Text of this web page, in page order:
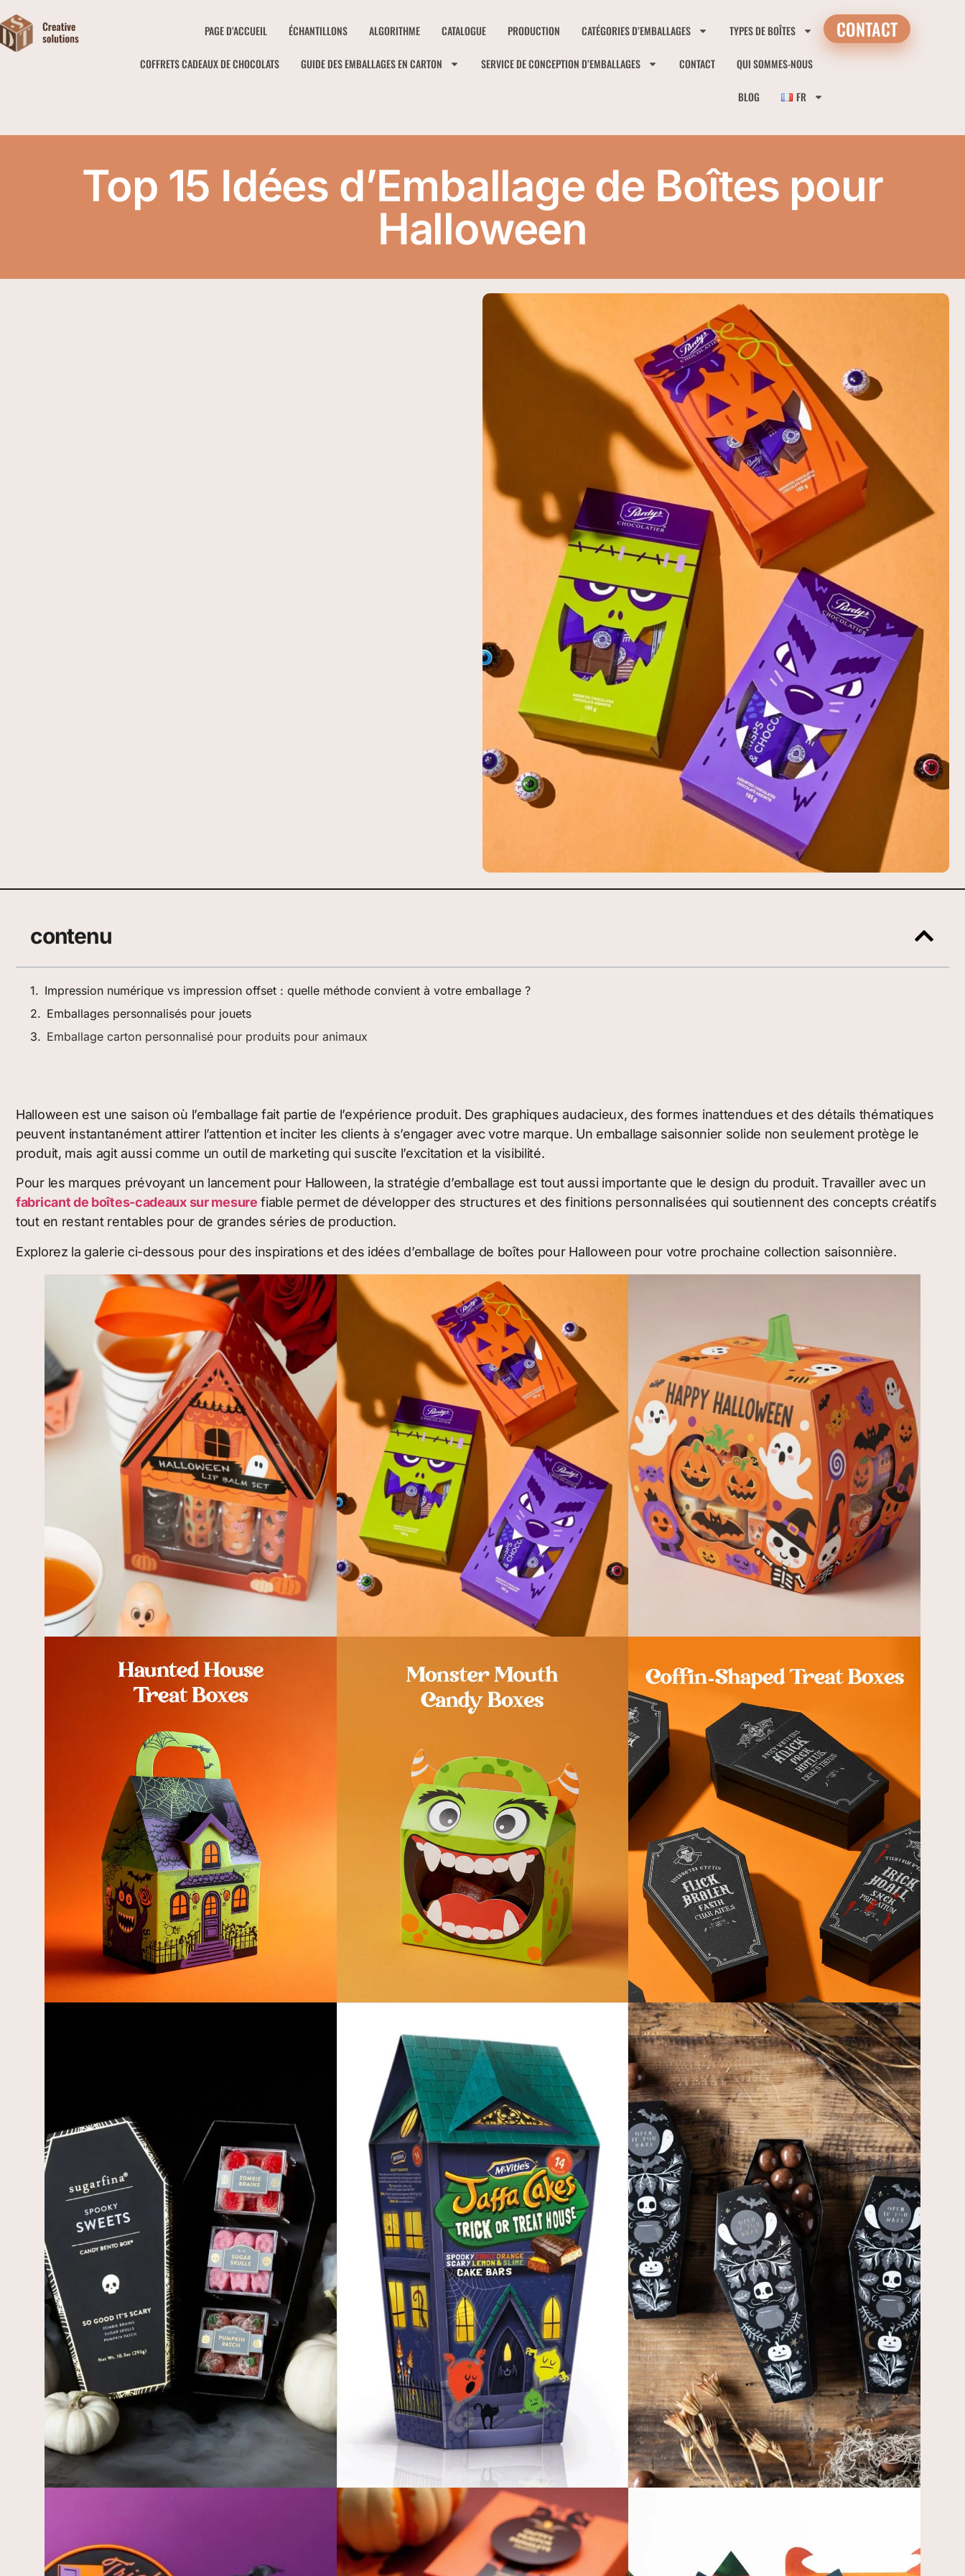
PAGE D’ACCUEIL ÉCHANTILLONS ALGORITHME CATALOGUE PRODUCTION CATÉGORIES D’EMBALLAGES TYPES DE BOÎTES
COFFRETS CADEAUX DE CHOCOLATS GUIDE DES EMBALLAGES EN CARTON SERVICE DE CONCEPTION D’EMBALLAGES CONTACT QUI SOMMES-NOUS
BLOG FR
CONTACT
Top 15 Idées d’Emballage de Boîtes pour
Halloween
contenu
Impression numérique vs impression offset : quelle méthode convient à votre emballage ?
Emballages personnalisés pour jouets
Emballage carton personnalisé pour produits pour animaux
Halloween est une saison où l’emballage fait partie de l’expérience produit. Des graphiques audacieux, des formes inattendues et des détails thématiques
peuvent instantanément attirer l’attention et inciter les clients à s’engager avec votre marque. Un emballage saisonnier solide non seulement protège le
produit, mais agit aussi comme un outil de marketing qui suscite l’excitation et la visibilité.
Pour les marques prévoyant un lancement pour Halloween, la stratégie d’emballage est tout aussi importante que le design du produit. Travailler avec un
fabricant de boîtes-cadeaux sur mesure fiable permet de développer des structures et des finitions personnalisées qui soutiennent des concepts créatifs
tout en restant rentables pour de grandes séries de production.
Explorez la galerie ci-dessous pour des inspirations et des idées d’emballage de boîtes pour Halloween pour votre prochaine collection saisonnière.